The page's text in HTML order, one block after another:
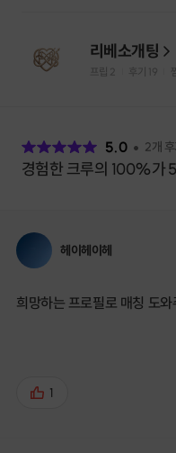
리베소개팅
프립 2 후기 19 찜
5.0 2개 후
경험한 크루의 100%가
헤이헤이헤
희망하는 프로필로 매칭 도
1